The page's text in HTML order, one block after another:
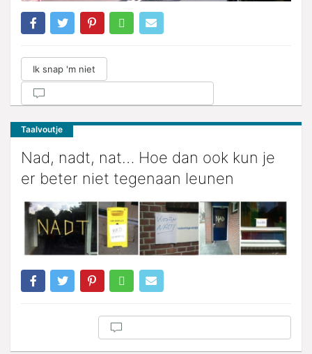
Ik snap 'm niet
Taalvoutje
Nad, nadt, nat… Hoe dan ook kun je
er beter niet tegenaan leunen